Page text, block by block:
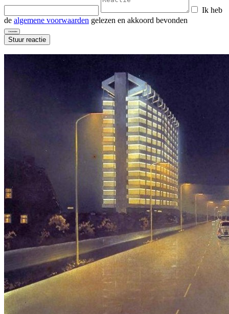
Ik heb
de algemene voorwaarden gelezen en akkoord bevonden